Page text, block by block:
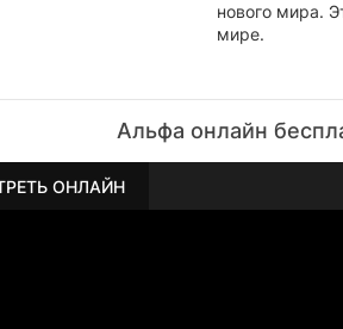
нового мира.
мире.
Альфа онлайн
ОНЛАЙН